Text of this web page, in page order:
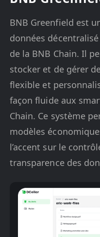
BNB Greenfield est
données
de la BNB Chain. Il
stocker et de gérer
flexible et
façon fluide aux
Chain. Ce système
modèles
l’accent sur le
transparence des